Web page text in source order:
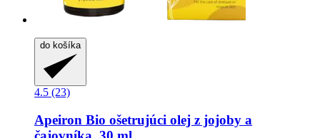
do košíka
4.5 (23)
Apeiron Bio ošetrujúci olej z jojoby a